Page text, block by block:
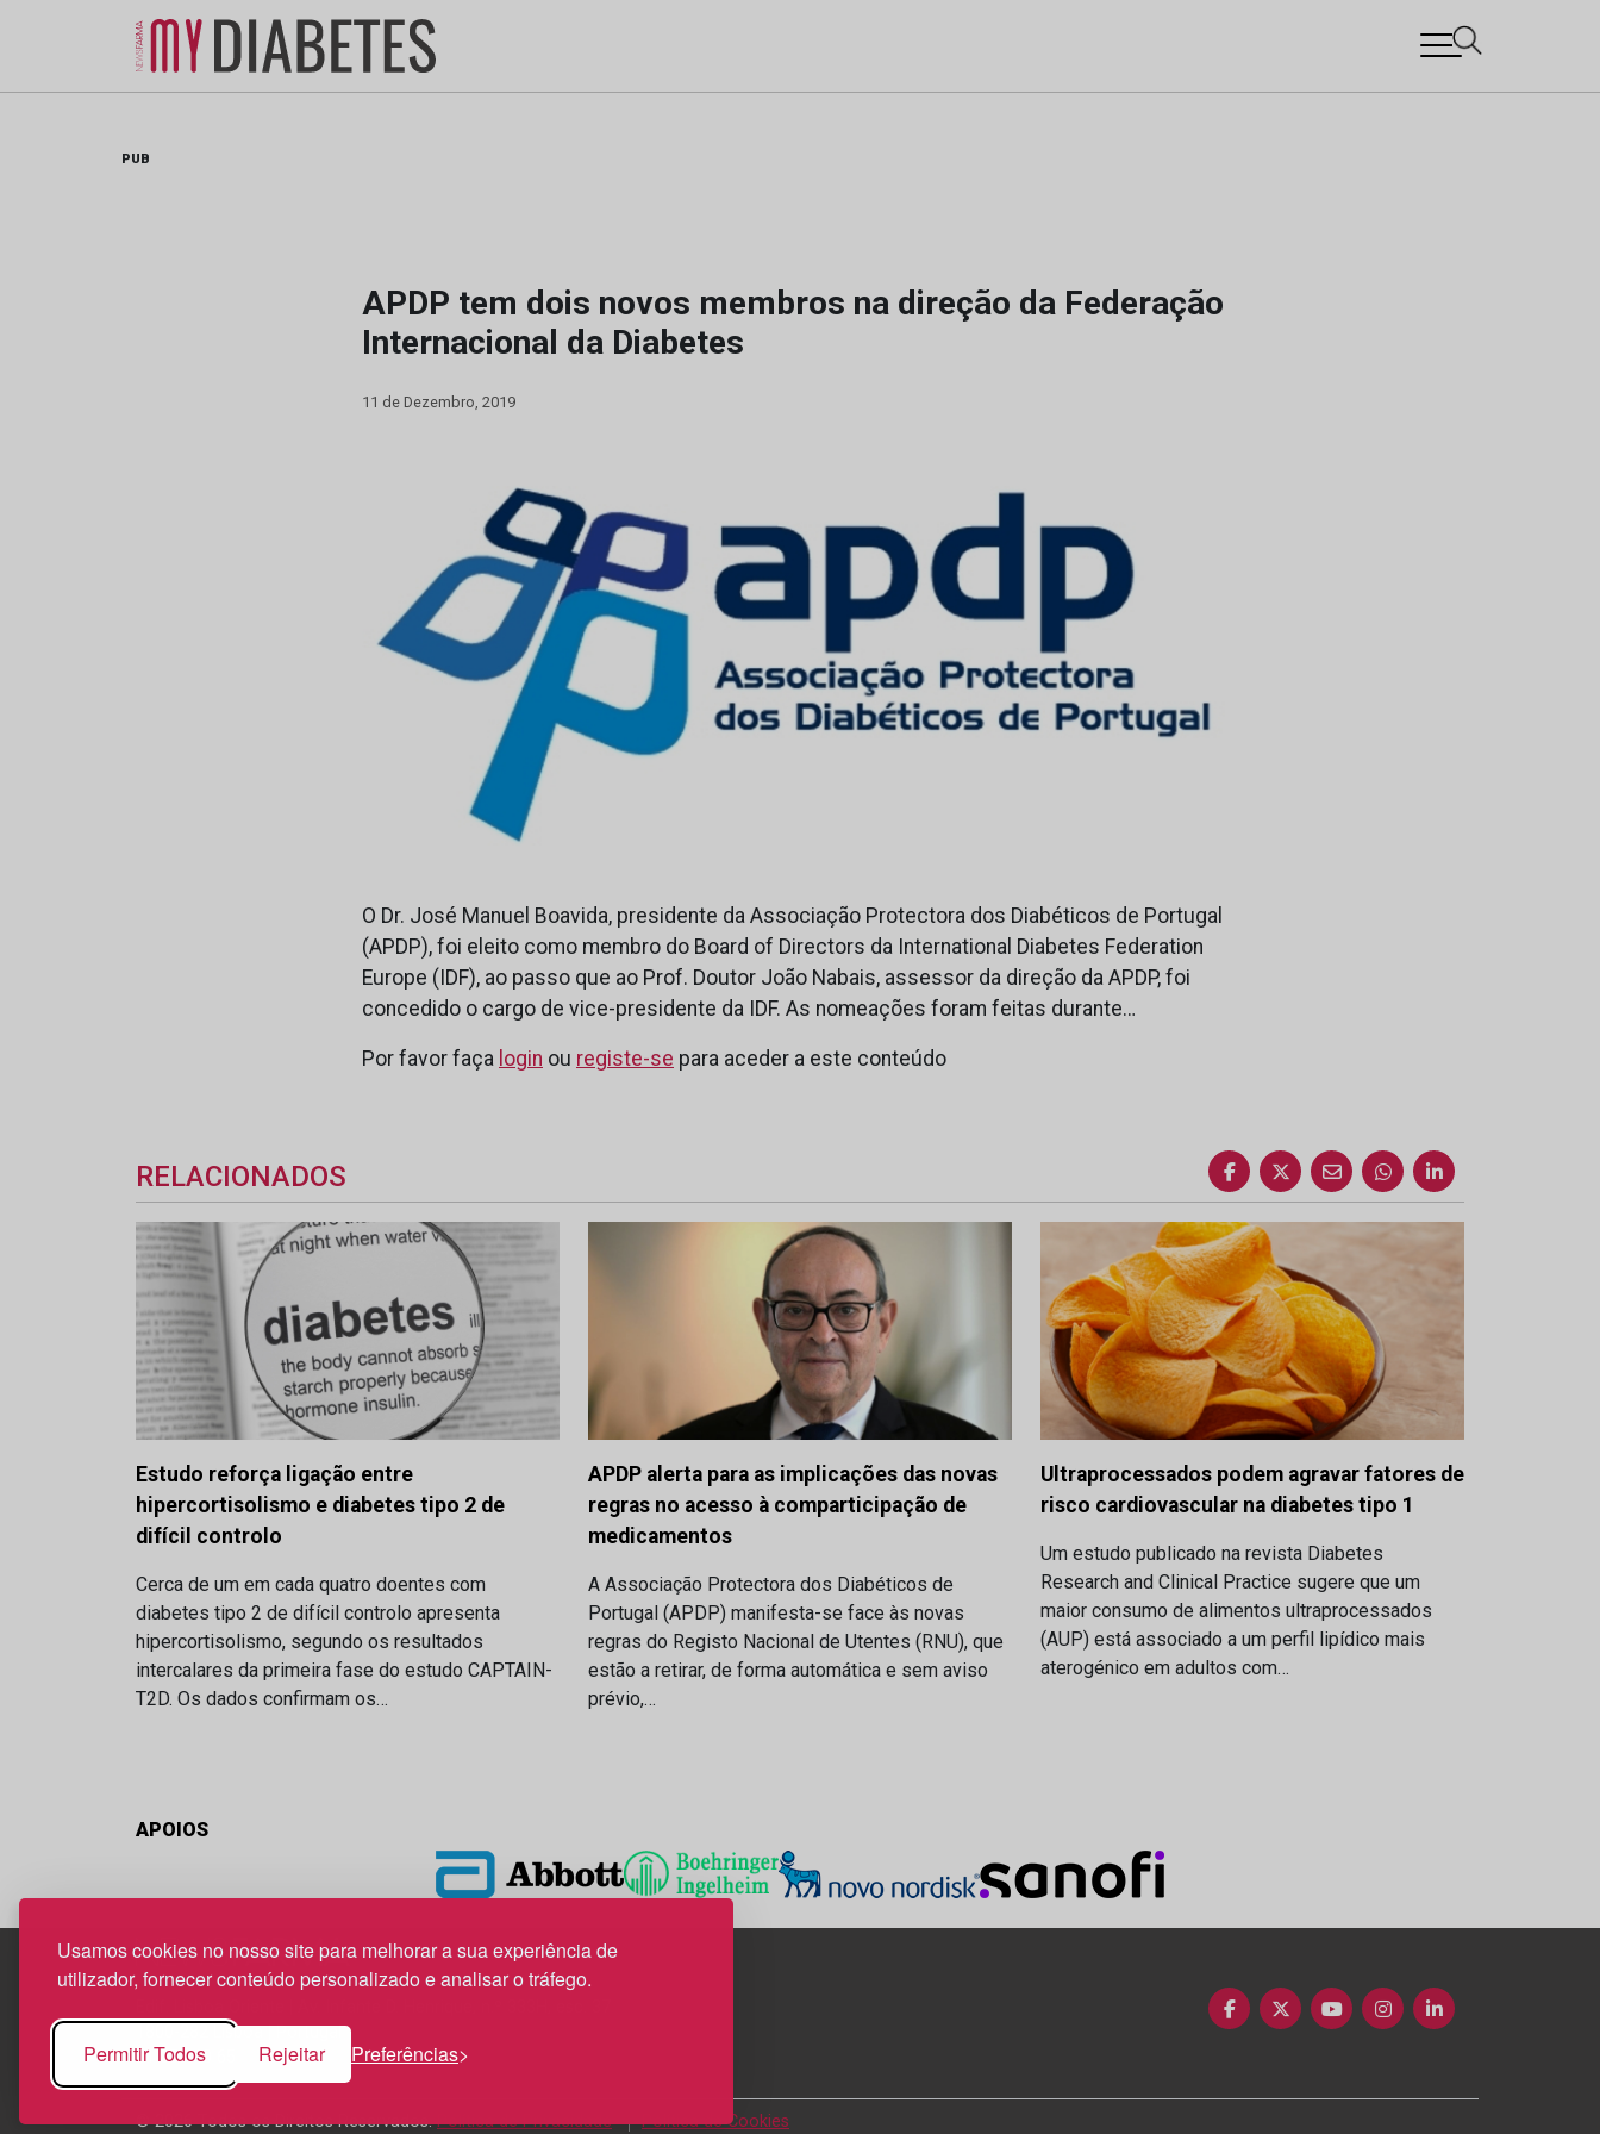
Usamos cookies no nosso site para melhorar a sua experiência de
utilizador, fornecer conteúdo personalizado e analisar o tráfego.
Permitir Todos Rejeitar Preferências
PUB
APDP tem dois novos membros na direção da Federação
Internacional da Diabetes
11 de Dezembro, 2019
O Dr. José Manuel Boavida, presidente da Associação Protectora dos Diabéticos de Portugal
(APDP), foi eleito como membro do Board of Directors da International Diabetes Federation
Europe (IDF), ao passo que ao Prof. Doutor João Nabais, assessor da direção da APDP, foi
concedido o cargo de vice-presidente da IDF. As nomeações foram feitas durante…
Por favor faça login ou registe-se para aceder a este conteúdo
RELACIONADOS
Estudo reforça ligação entre
hipercortisolismo e diabetes tipo 2 de
difícil controlo
Cerca de um em cada quatro doentes com
diabetes tipo 2 de difícil controlo apresenta
hipercortisolismo, segundo os resultados
intercalares da primeira fase do estudo CAPTAIN-
T2D. Os dados confirmam os…
APDP alerta para as implicações das novas
regras no acesso à comparticipação de
medicamentos
A Associação Protectora dos Diabéticos de
Portugal (APDP) manifesta-se face às novas
regras do Registo Nacional de Utentes (RNU), que
estão a retirar, de forma automática e sem aviso
prévio,…
Ultraprocessados podem agravar fatores de
risco cardiovascular na diabetes tipo 1
Um estudo publicado na revista Diabetes
Research and Clinical Practice sugere que um
maior consumo de alimentos ultraprocessados
(AUP) está associado a um perfil lipídico mais
aterogénico em adultos com…
APOIOS
1800-282 Lisboa | Portugal
21 850 40 65
© 2026 Todos os Direitos Reservados.Política de Privacidade Política de Cookies